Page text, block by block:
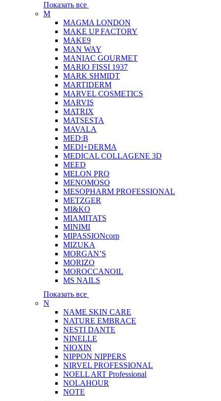
Показать все
M
MAGMA LONDON
MAKE UP FACTORY
MAKE9
MAN WAY
MANIAC GOURMET
MARIO FISSI 1937
MARK SHMIDT
MARTIDERM
MARVEL COSMETICS
MARVIS
MATRIX
MATSESTA
MAVALA
MED:B
MEDI+DERMA
MEDICAL COLLAGENE 3D
MEED
MELON PRO
MENOMOSO
MESOPHARM PROFESSIONAL
METZGER
MI&KO
MIAMITATS
MINIMI
MIPASSIONcorp
MIZUKA
MORGAN’S
MORIZO
MOROCCANOIL
MS NAILS
Показать все
N
NAME SKIN CARE
NATURE EMBRACE
NESTI DANTE
NINELLE
NIOXIN
NIPPON NIPPERS
NIRVEL PROFESSIONAL
NOELL ART Professional
NOLAHOUR
NOTE